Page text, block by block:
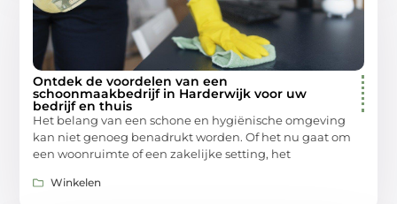
Ontdek de voordelen van een
schoonmaakbedrijf in Harderwijk voor uw
bedrijf en thuis
Het belang van een schone en hygiënische omgeving
kan niet genoeg benadrukt worden. Of het nu gaat om
een woonruimte of een zakelijke setting, het
Winkelen